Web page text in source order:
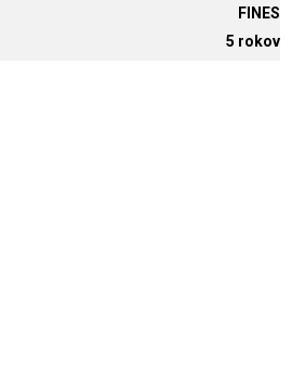
FINES
5 rokov